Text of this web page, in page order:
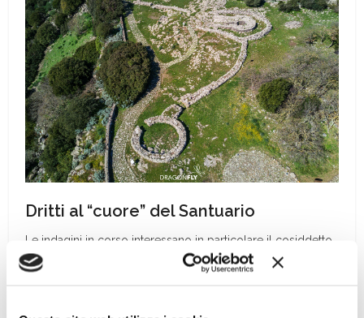
Dritti al “cuore” del Santuario
Le indagini in corso interessano in particolare il cosiddetto
recinto delle feste, una vasta area situata nel cuore del
santuario nuragico costituita da un muro di recinzione